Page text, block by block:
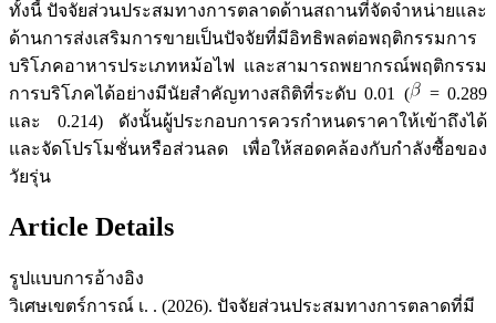
ทั้งนี้ ปัจจัยส่วนประสมทางการตลาดด้านสถานที่จัดจำหน่ายและ
ด้านการส่งเสริมการขายเป็นปัจจัยที่มีอิทธิพลต่อพฤติกรรมการ
บริโภคอาหารประเภทหม้อไฟ และสามารถพยากรณ์พฤติกรรม
การบริโภคได้อย่างมีนัยสำคัญทางสถิติที่ระดับ 0.01 (
= 0.289
และ 0.214) ดังนั้นผู้ประกอบการควรกำหนดราคาให้เข้าถึงได้
และจัดโปรโมชั่นหรือส่วนลด เพื่อให้สอดคล้องกับกำลังซื้อของ
วัยรุ่น
Article Details
รูปแบบการอ้างอิง
วิเศษเขตร์การณ์ เ. . (2026). ปัจจัยส่วนประสมทางการตลาดที่มี